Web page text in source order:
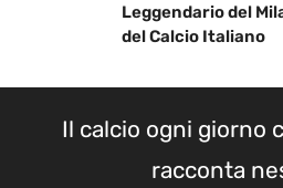
Leggendario del
del Calcio Italiano
Il calcio ogni giorno
racconta